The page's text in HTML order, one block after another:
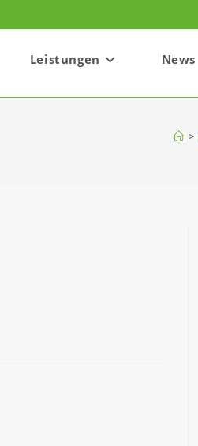
Leistungen News
>